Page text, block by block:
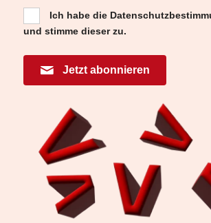
Ich habe die
und stimme dieser zu.
Jetzt abonnieren